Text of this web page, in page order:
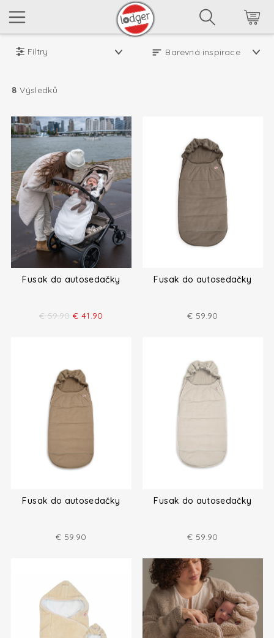
Filtry
8 Výsledků
Fusak do autosedačky
€ 59.90 € 41.90
Fusak do autosedačky
€ 59.90
Fusak do autosedačky
€ 59.90
Fusak do autosedačky
€ 59.90